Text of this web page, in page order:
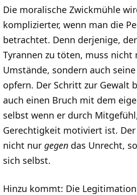
Die moralische Zwickmühle
komplizierter, wenn man die
betrachtet. Denn derjenige,
Tyrannen zu töten, muss nicht
Umstände, sondern auch
opfern. Der Schritt zur Gewalt
auch einen Bruch mit dem
selbst wenn er durch
Gerechtigkeit motiviert ist.
nicht nur gegen das Unrecht,
sich selbst.
Hinzu kommt: Die